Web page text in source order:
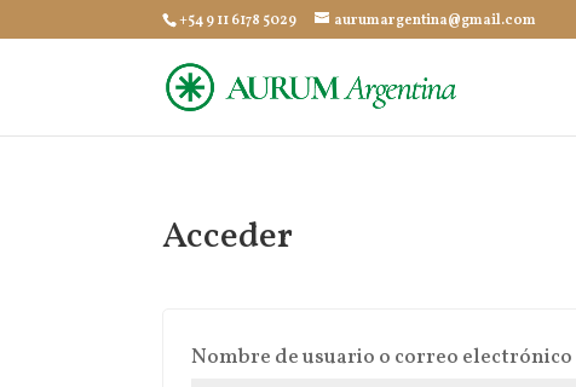
+54 9 11 6178 5029 aurumargentina@gmail.com
Acceder
Nombre de usuario o correo electrónico